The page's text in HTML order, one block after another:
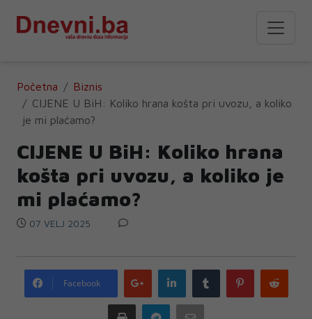
Početna
Biznis
CIJENE U BiH: Koliko hrana košta pri uvozu, a koliko
je mi plaćamo?
CIJENE U BiH: Koliko hrana
košta pri uvozu, a koliko je
mi plaćamo?
07 VELJ 2025
Facebook
Google
plus
LinkedIn Tumblr Pinterest
Print Telegram